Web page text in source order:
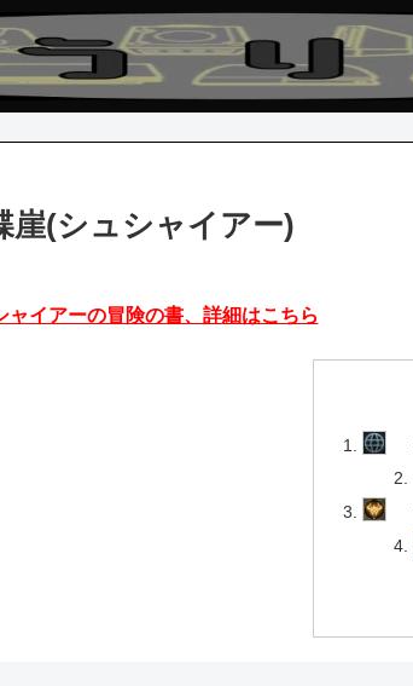
崖(シュシャイアー)
ャイアーの冒険の書、詳細はこちら